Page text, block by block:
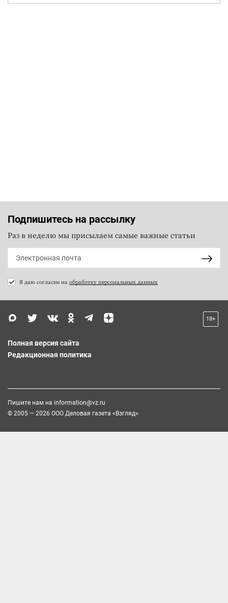
Подпишитесь на рассылку
Раз в неделю мы присылаем самые важные статьи
Я даю согласие на обработку персональных данных
18+
Полная версия сайта
Редакционная политика
Пишите нам на information@vz.ru
© 2005 — 2026 ООО Деловая газета «Взгляд»